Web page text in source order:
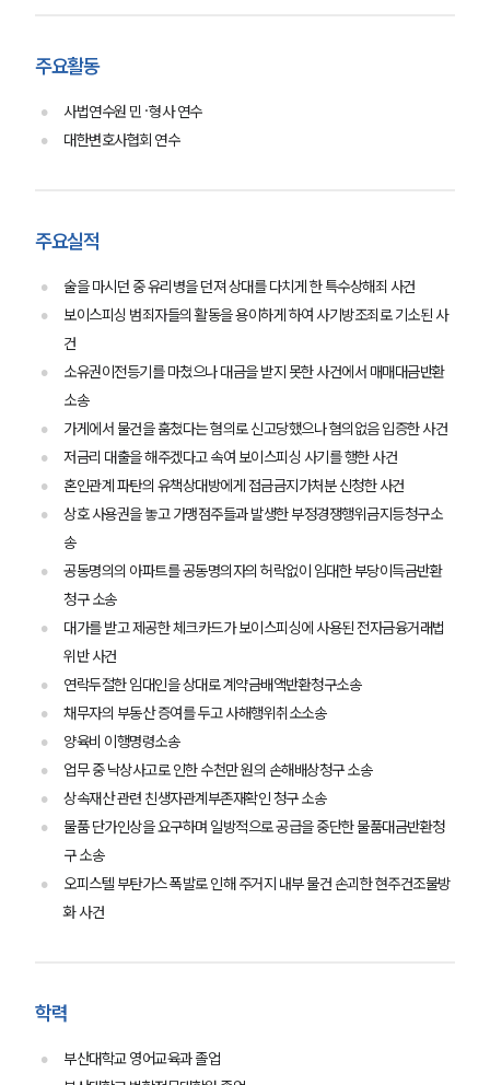
그룹소개
통합검색
AI대륜
주요활동
사법연수원 민·형사 연수
대한변호사협회 연수
주요실적
술을 마시던 중 유리병을 던져 상대를 다치게 한 특수상해죄 사건
보이스피싱 범죄자들의 활동을 용이하게 하여 사기방조죄로 기소된 사
건
소유권이전등기를 마쳤으나 대금을 받지 못한 사건에서 매매대금반환
소송
가게에서 물건을 훔쳤다는 혐의로 신고당했으나 혐의없음 입증한 사건
저금리 대출을 해주겠다고 속여 보이스피싱 사기를 행한 사건
혼인관계 파탄의 유책상대방에게 접금금지가처분 신청한 사건
상호 사용권을 놓고 가맹점주들과 발생한 부정경쟁행위금지등청구소
송
공동명의의 아파트를 공동명의자의 허락없이 임대한 부당이득금반환
청구 소송
대가를 받고 제공한 체크카드가 보이스피싱에 사용된 전자금융거래법
위반 사건
연락두절한 임대인을 상대로 계약금배액반환청구소송
채무자의 부동산 증여를 두고 사해행위취소소송
양육비 이행명령소송
업무 중 낙상사고로 인한 수천만 원의 손해배상청구 소송
상속재산 관련 친생자관계부존재확인 청구 소송
물품 단가인상을 요구하며 일방적으로 공급을 중단한 물품대금반환청
구 소송
오피스텔 부탄가스 폭발로 인해 주거지 내부 물건 손괴한 현주건조물방
화 사건
학력
부산대학교 영어교육과 졸업